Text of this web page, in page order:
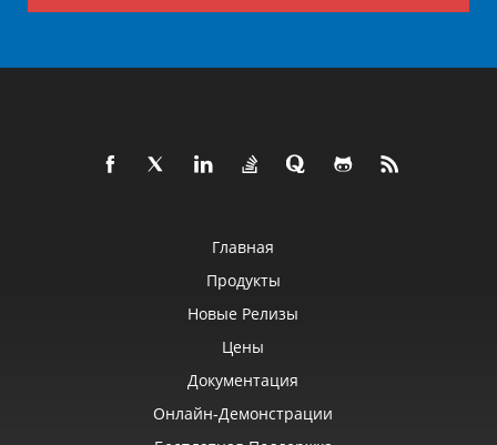
Главная
Продукты
Новые Релизы
Цены
Документация
Онлайн‑демонстрации